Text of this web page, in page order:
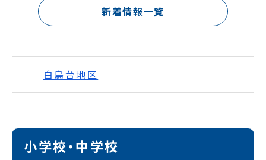
新着情報一覧
白鳥台地区
小学校・中学校